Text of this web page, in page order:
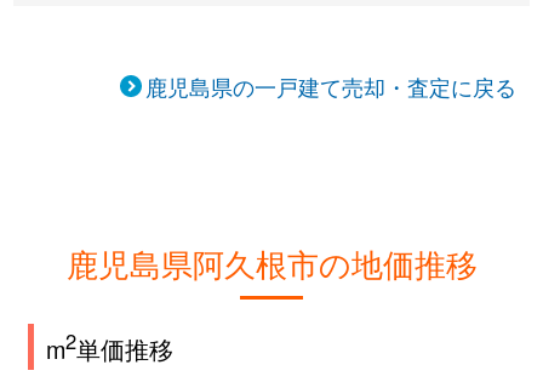
鹿児島県の一戸建て売却・査定に戻る
鹿児島県阿久根市の地価推移
m2単価推移